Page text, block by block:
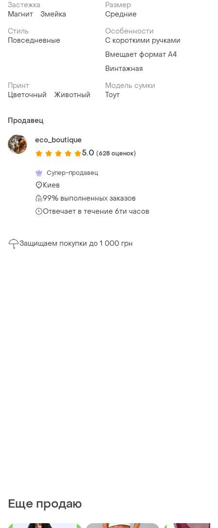
Застежка
Магнит
Змейка
Размер
Средние
Стиль
Повседневные
Особенности
С короткими ручками
Вмещает формат А4
Винтажная
Принт
Цветочный
Животный
Модель сумки
Тоут
Продавец
eco_boutique
5.0 (628 оценок)
Супер-продавец
Киев
99% выполненных заказов
Отвечает в течение 6ти часов
Защищаем покупки до 1 000 грн
Еще продаю